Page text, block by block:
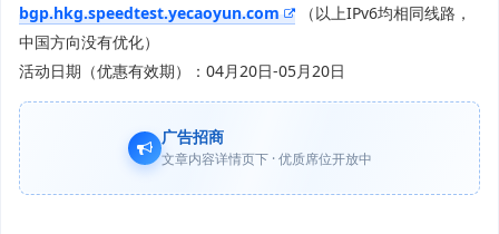
bgp.hkg.speedtest.yecaoyun.com
（以上IPv6均相同线路，
中国方向没有优化）
活动日期（优惠有效期）：04月20日-05月20日
广告招商
文章内容详情页下 · 优质席位开放中